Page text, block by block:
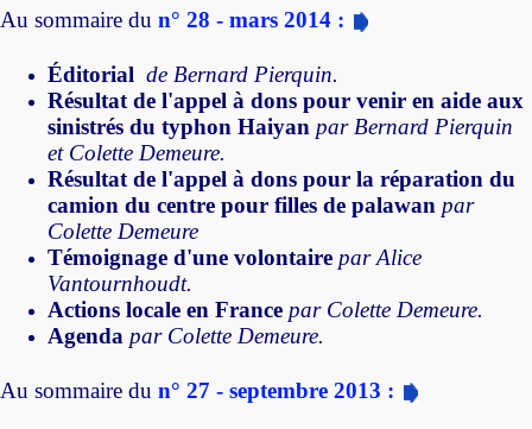
Au sommaire du n° 28 - mars 2014 :
Éditorial de Bernard Pierquin.
Résultat de l'appel à dons pour venir en aide aux
sinistrés du typhon Haiyan par Bernard Pierquin
et Colette Demeure.
Résultat de l'appel à dons pour la réparation du
camion du centre pour filles de palawan par
Colette Demeure
Témoignage d'une volontaire par Alice
Vantournhoudt.
Actions locale en France par Colette Demeure.
Agenda par Colette Demeure.
Au sommaire du n° 27 - septembre 2013 :